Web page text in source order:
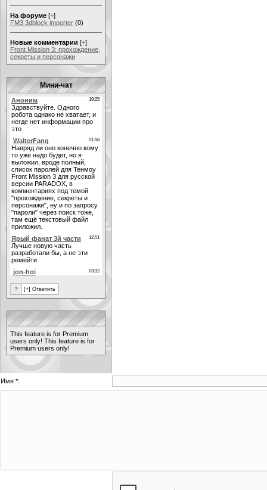
На форуме [+]
FM3 3dblock importer (0)
Новые комментарии [+]
Front Mission 3: прохождение,
секреты и персонажи
Мини-чат
This feature is for Premium
users only! This feature is for
Premium users only!
Имя *: